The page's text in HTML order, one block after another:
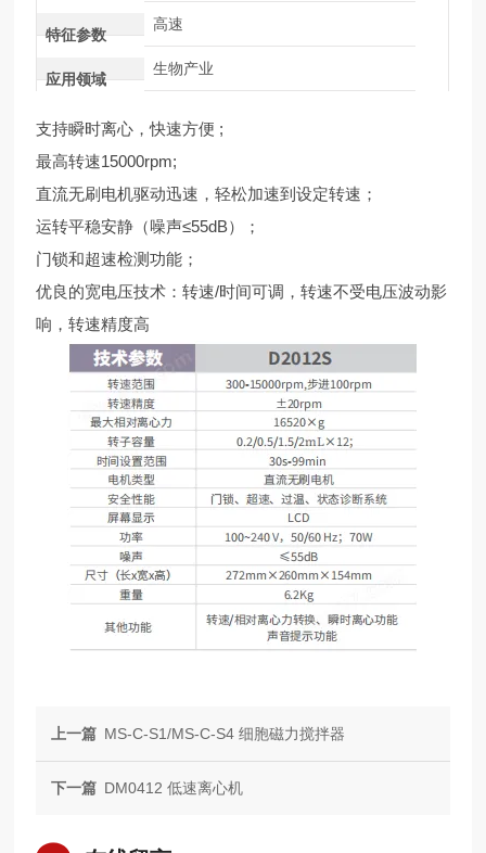
特征参数
高速
应用领域
生物产业
支持瞬时离心，快速方便 ;
最高转速15000rpm;
直流无刷电机驱动迅速，轻松加速到设定转速；
运转平稳安静（噪声≤55dB）；
门锁和超速检测功能；
优良的宽电压技术：转速/时间可调，转速不受电压波动影
响，转速精度高
上一篇 MS-C-S1/MS-C-S4 细胞磁力搅拌器
下一篇 DM0412 低速离心机